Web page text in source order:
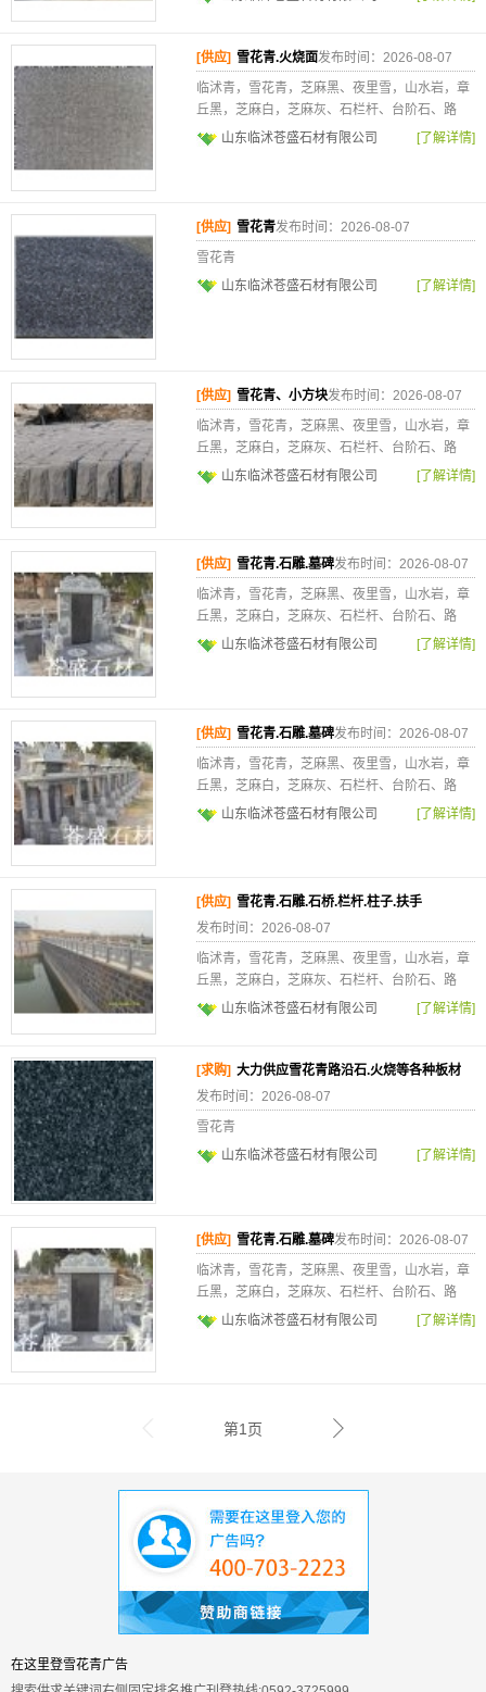
[供应] 雪花青.火烧面发布时间：2026-08-07
临沭青，雪花青，芝麻黑、夜里雪，山水岩，章
丘黑，芝麻白，芝麻灰、石栏杆、台阶石、路
山东临沭苍盛石材有限公司
[了解详情]
[供应] 雪花青发布时间：2026-08-07
雪花青
山东临沭苍盛石材有限公司
[了解详情]
[供应] 雪花青、小方块发布时间：2026-08-07
临沭青，雪花青，芝麻黑、夜里雪，山水岩，章
丘黑，芝麻白，芝麻灰、石栏杆、台阶石、路
山东临沭苍盛石材有限公司
[了解详情]
[供应] 雪花青.石雕.墓碑发布时间：2026-08-07
临沭青，雪花青，芝麻黑、夜里雪，山水岩，章
丘黑，芝麻白，芝麻灰、石栏杆、台阶石、路
山东临沭苍盛石材有限公司
[了解详情]
[供应] 雪花青.石雕.墓碑发布时间：2026-08-07
临沭青，雪花青，芝麻黑、夜里雪，山水岩，章
丘黑，芝麻白，芝麻灰、石栏杆、台阶石、路
山东临沭苍盛石材有限公司
[了解详情]
[供应] 雪花青.石雕.石桥.栏杆.柱子.扶手
发布时间：2026-08-07
临沭青，雪花青，芝麻黑、夜里雪，山水岩，章
丘黑，芝麻白，芝麻灰、石栏杆、台阶石、路
山东临沭苍盛石材有限公司
[了解详情]
[求购] 大力供应雪花青路沿石.火烧等各种板材
发布时间：2026-08-07
雪花青
山东临沭苍盛石材有限公司
[了解详情]
[供应] 雪花青.石雕.墓碑发布时间：2026-08-07
临沭青，雪花青，芝麻黑、夜里雪，山水岩，章
丘黑，芝麻白，芝麻灰、石栏杆、台阶石、路
山东临沭苍盛石材有限公司
[了解详情]
第1页
在这里登雪花青广告